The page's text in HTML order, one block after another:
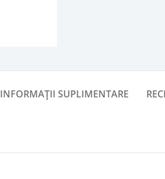
INFORMAȚII SUPLIMENTARE